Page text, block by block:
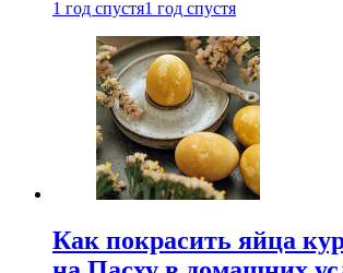
1 год спустя1 год спустя
Как покрасить яйца